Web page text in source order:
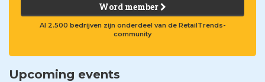
Word member
Al 2.500 bedrijven zijn onderdeel van de RetailTrends-
community
Upcoming events